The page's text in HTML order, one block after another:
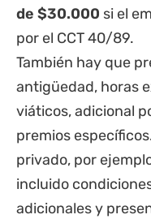
de $30.000 si el
por el CCT 40/89.
También hay que
antigüedad, horas
viáticos, adicional
premios
privado, por
incluido
adicionales y